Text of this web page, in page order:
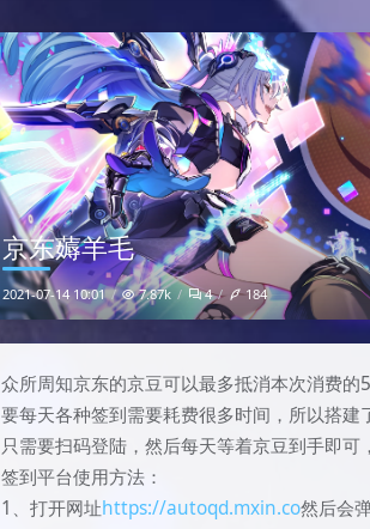
京东薅羊毛
2021-07-14 10:01 7.87k 4 184
众所周知京东的京豆可以最多抵消本次消费
要每天各种签到需要耗费很多时间，所以搭建
只需要扫码登陆，然后每天等着京豆到手即可
签到平台使用方法：
1、打开网址https://autoqd.mxin.co然后会